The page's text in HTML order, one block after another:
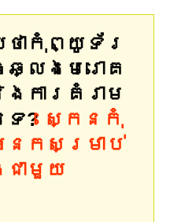
ាកុំព្យូទ័រ
លងមេរោគ
ងការគំរាម
េ? ស្កេនកុំ
កសម្រាប់
ជាមួយ